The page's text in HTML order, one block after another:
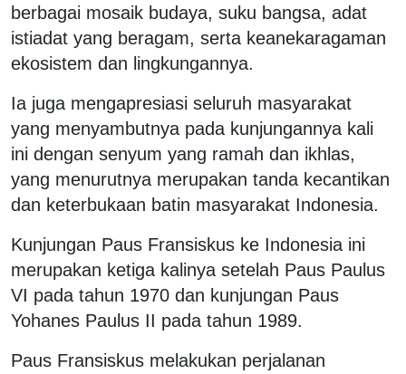
berbagai mosaik budaya, suku bangsa, adat
istiadat yang beragam, serta keanekaragaman
ekosistem dan lingkungannya.
Ia juga mengapresiasi seluruh masyarakat
yang menyambutnya pada kunjungannya kali
ini dengan senyum yang ramah dan ikhlas,
yang menurutnya merupakan tanda kecantikan
dan keterbukaan batin masyarakat Indonesia.
Kunjungan Paus Fransiskus ke Indonesia ini
merupakan ketiga kalinya setelah Paus Paulus
VI pada tahun 1970 dan kunjungan Paus
Yohanes Paulus II pada tahun 1989.
Paus Fransiskus melakukan perjalanan